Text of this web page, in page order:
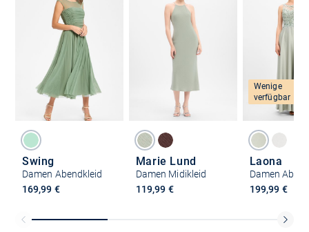
Swing
Damen Abendkleid
169,99 €
Marie Lund
Damen Midikleid
119,99 €
Wenige
verfügbar
Laona
Damen
199,99 €